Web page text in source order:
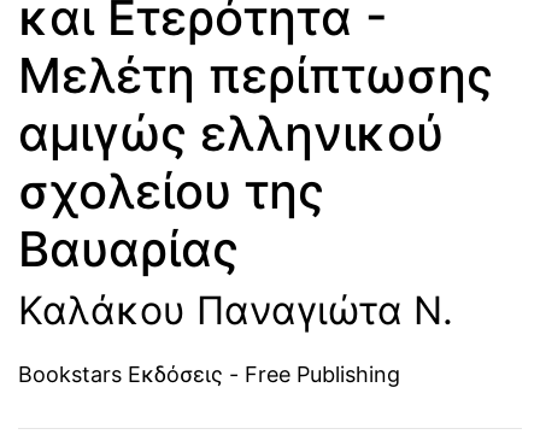
και Ετερότητα -
Μελέτη περίπτωσης
αμιγώς ελληνικού
σχολείου της
Βαυαρίας
Καλάκου Παναγιώτα Ν.
Bookstars Εκδόσεις - Free Publishing